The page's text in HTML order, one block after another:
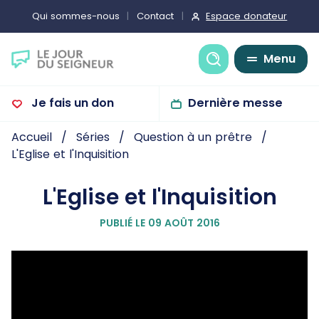
Qui sommes-nous Contact Espace donateur
Recherche
Menu
Je fais un don Dernière messe
Accueil Séries
Question à un prêtre
L'Eglise et l'Inquisition
L'Eglise et l'Inquisition
PUBLIÉ LE 09 AOÛT 2016